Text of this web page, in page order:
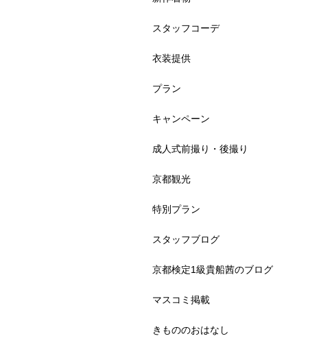
スタッフコーデ
衣装提供
プラン
キャンペーン
成人式前撮り・後撮り
京都観光
特別プラン
スタッフブログ
京都検定1級貴船茜のブログ
マスコミ掲載
きもののおはなし